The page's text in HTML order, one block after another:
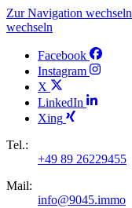
Zur Navigation wechseln
wechseln
Facebook
Instagram
X
LinkedIn
Xing
Tel.:
+49 89 26229455
Mail:
info@9045.immo